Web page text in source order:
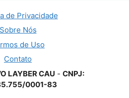
de Privacidade
Sobre Nós
de Uso
Contato
LAYBER CAU - CNPJ:
0001-83